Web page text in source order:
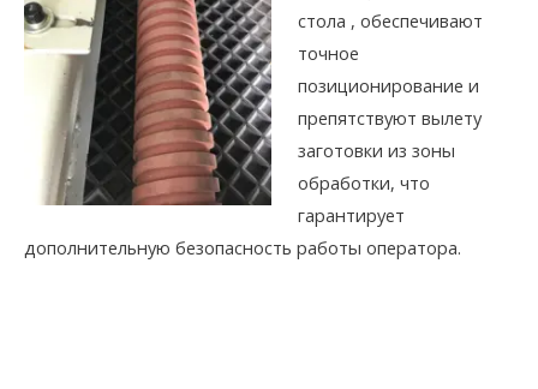
стола , обеспечивают
точное
позиционирование и
препятствуют вылету
заготовки из зоны
обработки, что
гарантирует
дополнительную безопасность работы оператора.